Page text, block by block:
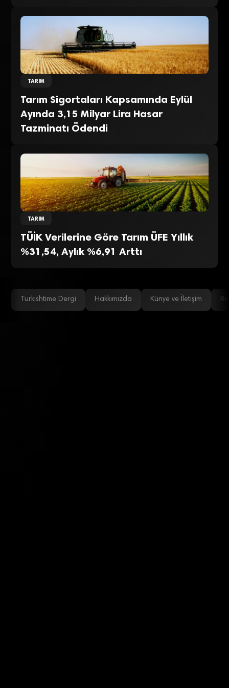
TARIM
Tarım Sigortaları Kapsamında Eylül
Ayında 3,15 Milyar Lira Hasar
Tazminatı Ödendi
TARIM
TÜİK Verilerine Göre Tarım ÜFE Yıllık
%31,54, Aylık %6,91 Arttı
Turkishtime Dergi Hakkımızda Künye ve İletişim